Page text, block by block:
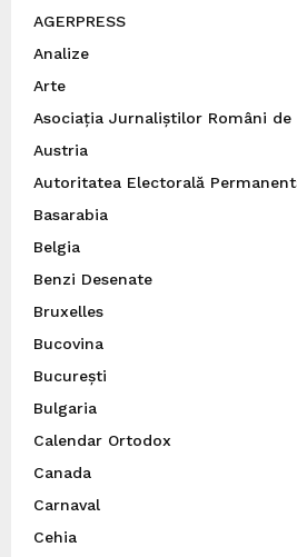
AGERPRESS
Analize
Arte
Asociația Jurnaliștilor Români
Austria
Autoritatea Electorală
Basarabia
Belgia
Benzi Desenate
Bruxelles
Bucovina
București
Bulgaria
Calendar Ortodox
Canada
Carnaval
Cehia